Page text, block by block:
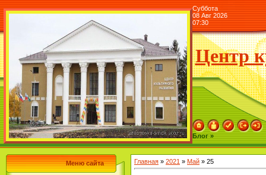
Суббота
08 Авг 2026
07:30
Центр
Блог »
Меню сайта Главная » 2021 » Май » 25